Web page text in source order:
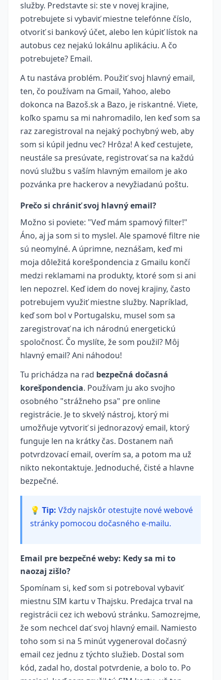
služby. Predstavte si: ste v novej krajine,
potrebujete si vybaviť miestne telefónne číslo,
otvoriť si bankový účet, alebo len kúpiť lístok na
autobus cez nejakú lokálnu aplikáciu. A čo
potrebujete? Email.
A tu nastáva problém. Použiť svoj hlavný email,
ten, čo používam na Gmail, Yahoo, alebo
dokonca na Bazoš.sk a Bazo, je riskantné. Viete,
koľko spamu sa mi nahromadilo, len keď som sa
raz zaregistroval na nejaký pochybný web, aby
som si kúpil jednu vec? Hrôza! A keď cestujete,
neustále sa presúvate, registrovať sa na každú
novú službu s vaším hlavným emailom je ako
pozvánka pre hackerov a nevyžiadanú poštu.
Prečo si chrániť svoj hlavný email?
Možno si poviete: "Veď mám spamový filter!"
Áno, aj ja som si to myslel. Ale spamové filtre nie
sú neomylné. A úprimne, neznášam, keď mi
moja dôležitá korešpondencia z Gmailu končí
medzi reklamami na produkty, ktoré som si ani
len nepozrel. Keď idem do novej krajiny, často
potrebujem využiť miestne služby. Napríklad,
keď som bol v Portugalsku, musel som sa
zaregistrovať na ich národnú energetickú
spoločnosť. Čo myslíte, že som použil? Môj
hlavný email? Ani náhodou!
Tu prichádza na rad bezpečná dočasná
korešpondencia. Používam ju ako svojho
osobného "strážneho psa" pre online
registrácie. Je to skvelý nástroj, ktorý mi
umožňuje vytvoriť si jednorazový email, ktorý
funguje len na krátky čas. Dostanem naň
potvrdzovací email, overím sa, a potom ma už
nikto nekontaktuje. Jednoduché, čisté a hlavne
bezpečné.
💡 Tip: Vždy najskôr otestujte nové webové
stránky pomocou dočasného e-mailu.
Email pre bezpečné weby: Kedy sa mi to
naozaj zišlo?
Spomínam si, keď som si potreboval vybaviť
miestnu SIM kartu v Thajsku. Predajca trval na
registrácii cez ich webovú stránku. Samozrejme,
že som nechcel dať svoj hlavný email. Namiesto
toho som si na 5 minút vygeneroval dočasný
email cez jednu z týchto služieb. Dostal som
kód, zadal ho, dostal potvrdenie, a bolo to. Po